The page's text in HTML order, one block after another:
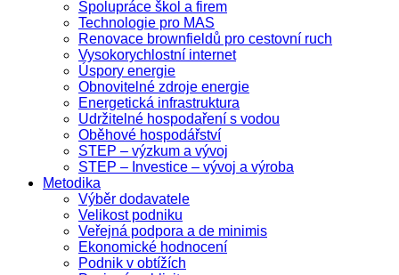
Spolupráce škol a firem
Technologie pro MAS
Renovace brownfieldů pro cestovní ruch
Vysokorychlostní internet
Úspory energie
Obnovitelné zdroje energie
Energetická infrastruktura
Udržitelné hospodaření s vodou
Oběhové hospodářství
STEP – výzkum a vývoj
STEP – Investice – vývoj a výroba
Metodika
Výběr dodavatele
Velikost podniku
Veřejná podpora a de minimis
Ekonomické hodnocení
Podnik v obtížích